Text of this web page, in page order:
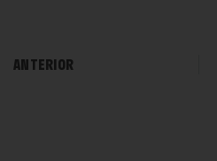
ANTERIOR